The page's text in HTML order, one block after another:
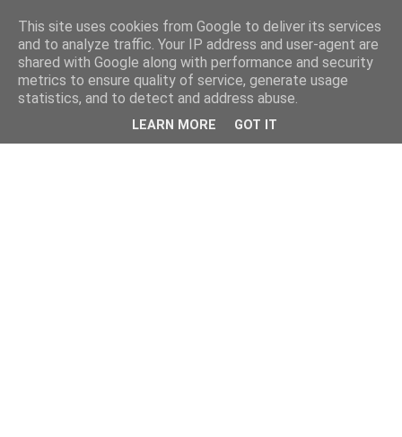
This site uses cookies from Google to deliver its services
and to analyze traffic. Your IP address and user-agent are
shared with Google along with performance and security
metrics to ensure quality of service, generate usage
statistics, and to detect and address abuse.
LEARN MORE GOT IT